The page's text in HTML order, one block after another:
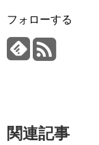
フォローする
関連記事